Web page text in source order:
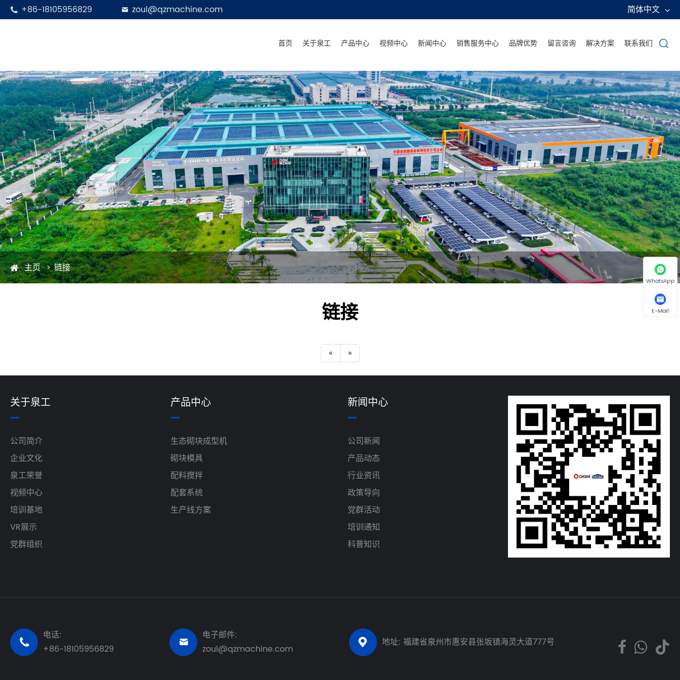
 +86-18105956829  zoul@qzmachine.com 简体中文
首页 关于泉工 产品中心 视频中心 新闻中心 销售服务中心 品牌优势 留言咨询 解决方案 联系我们 
主页 链接
链接
« »
关于泉工
公司简介
企业文化
泉工荣誉
视频中心
培训基地
VR展示
党群组织
产品中心
生态砌块成型机
砌块模具
配料搅拌
配套系统
生产线方案
新闻中心
公司新闻
产品动态
行业资讯
政策导向
党群活动
培训通知
科普知识

电话:
+86-18105956829

电子邮件:
zoul@qzmachine.com
 地址: 福建省泉州市惠安县张坂镇海灵大道777号
WhatsApp
E-Mail